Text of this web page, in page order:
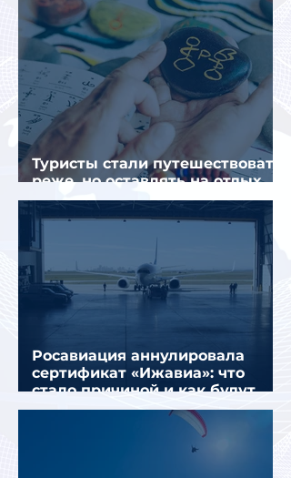
Туристы стали путешествовать
реже, но оставлять на отдых
почти на 40% больше
Росавиация аннулировала
сертификат «Ижавиа»: что
стало причиной и как будут
перевозить пассажиров